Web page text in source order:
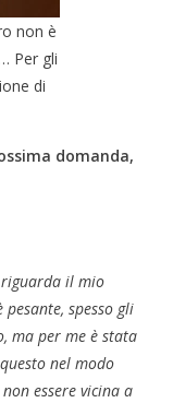
non è
Per gli
di
domanda,
riguarda il mio
spesso gli
ma per me è stata
nel modo
essere vicina a